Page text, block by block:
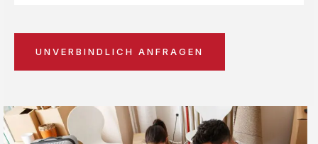
UNVERBINDLICH ANFRAGEN